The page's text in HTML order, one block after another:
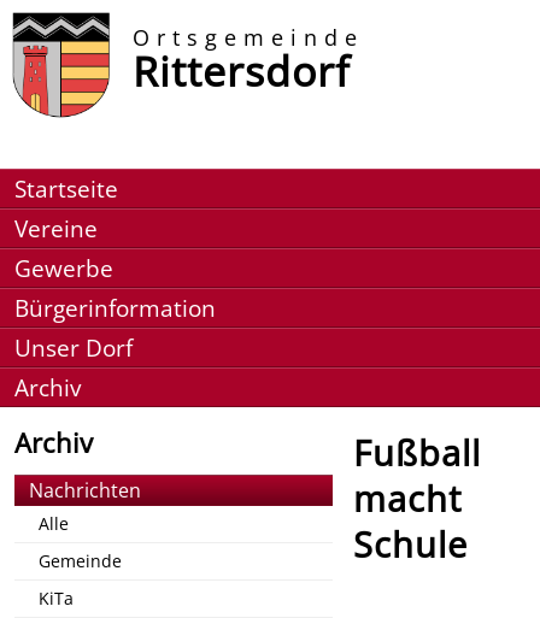
Ortsgemeinde
Rittersdorf
Startseite
Vereine
Gewerbe
Bürgerinformation
Unser Dorf
Archiv
Archiv
Nachrichten
Alle
Gemeinde
KiTa
Fußball
macht
Schule